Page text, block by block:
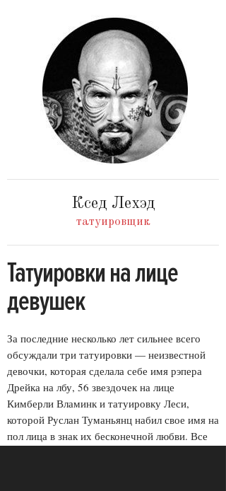
Ксед Лехэд
татуировщик
Татуировки на лице
девушек
За последние несколько лет сильнее всего
обсуждали три татуировки — неизвестной
девочки, которая сделала себе имя рэпера
Дрейка на лбу, 56 звездочек на лице
Кимберли Вламинк и татуировку Леси,
которой Руслан Туманьянц набил свое имя на
пол лица в знак их бесконечной любви. Все